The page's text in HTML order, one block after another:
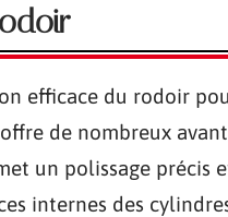
efficace du rodoir
de nombreux
un polissage précis
internes des